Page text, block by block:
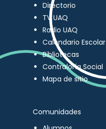
Directorio
TV UAQ
Radio UAQ
Calendario Escolar
Bibliotecas
Contraloría Social
Mapa de sitio
Comunidades